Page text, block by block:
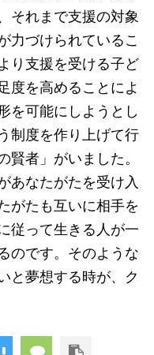
それまで支援の対象
力づけられているこ
り支援を受ける子ど
度を高めることによ
を可能にしようとし
制度を作り上げて行
賢者」がいました。
あなたがたを受け入
がたも互いに相手を
従って生きる人が一
のです。そのような
と夢想する時が、ク